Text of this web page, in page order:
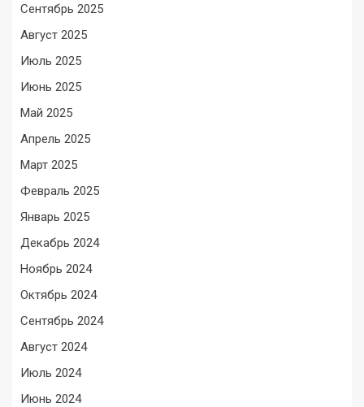
Сентябрь 2025
Август 2025
Июль 2025
Июнь 2025
Май 2025
Апрель 2025
Март 2025
Февраль 2025
Январь 2025
Декабрь 2024
Ноябрь 2024
Октябрь 2024
Сентябрь 2024
Август 2024
Июль 2024
Июнь 2024